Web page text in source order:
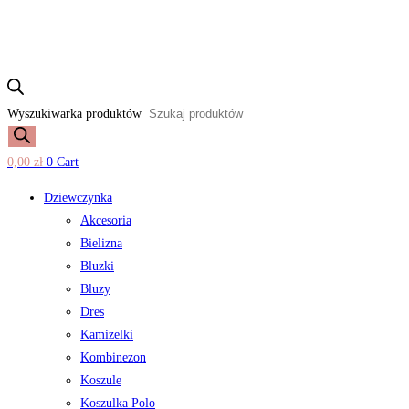
Wyszukiwarka produktów
0,00 zł 0 Cart
Dziewczynka
Akcesoria
Bielizna
Bluzki
Bluzy
Dres
Kamizelki
Kombinezon
Koszule
Koszulka Polo